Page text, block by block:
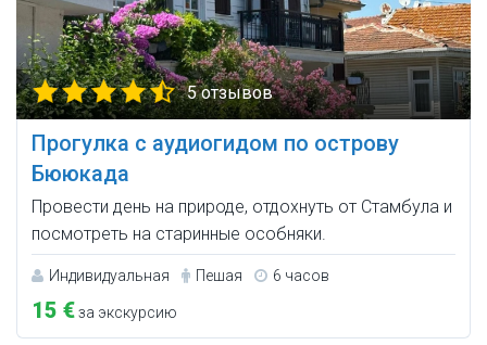
5 отзывов
Прогулка с аудиогидом по острову
Бююкада
Провести день на природе, отдохнуть от Стамбула и
посмотреть на старинные особняки.
Индивидуальная Пешая 6 часов
15 €за экскурсию